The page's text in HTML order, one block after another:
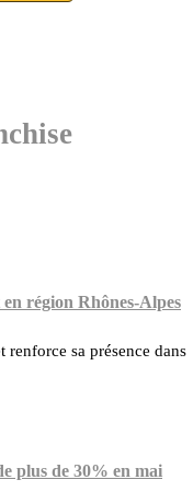
région Rhônes-Alpes
sa présence dans
plus de 30% en mai